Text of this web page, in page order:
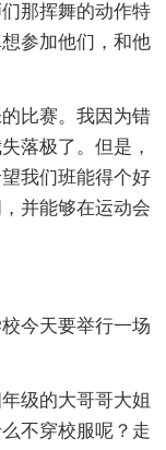
那挥舞的动作特
参加他们，和他
比赛。我因为错
落极了。但是，
我们班能得个好
并能够在运动会
今天要举行一场
级的大哥哥大姐
不穿校服呢？走